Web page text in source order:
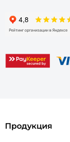
Продукция